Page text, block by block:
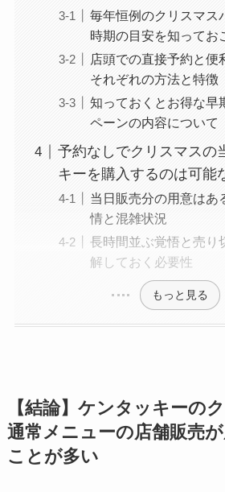
毎年恒例のクリスマス
時期の目安を知ってお
店頭での直接予約と便
それぞれの方法と特徴
知っておくとお得な早
ペーンの内容について
予約なしでクリスマスの
キーを購入するのは可能
当日販売分の用意はあ
情と混雑状況
長時間並ぶ覚悟と売り
解しておく必要性
もっと見る
【結論】ケンタッキーの
通常メニューの店舗販売
ことが多い